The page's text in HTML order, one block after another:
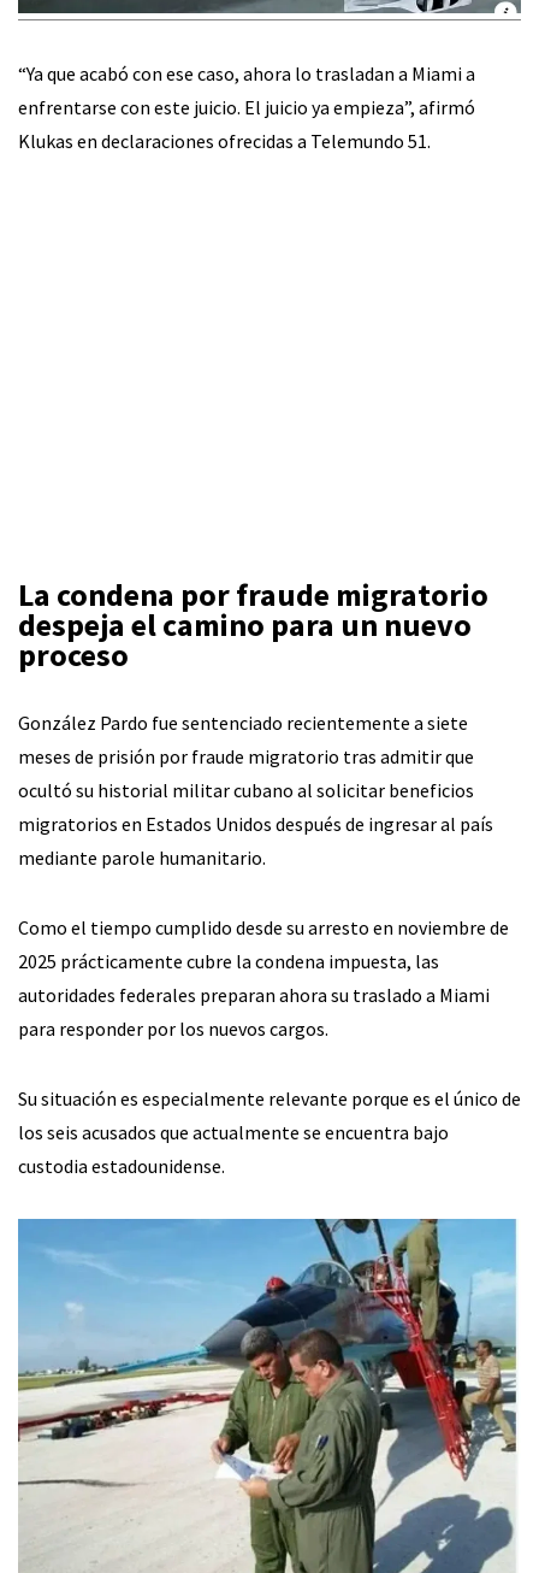
“Ya que acabó con ese caso, ahora lo trasladan a Miami a
enfrentarse con este juicio. El juicio ya empieza”, afirmó
Klukas en declaraciones ofrecidas a Telemundo 51.
La condena por fraude migratorio
despeja el camino para un nuevo
proceso
González Pardo fue sentenciado recientemente a siete
meses de prisión por fraude migratorio tras admitir que
ocultó su historial militar cubano al solicitar beneficios
migratorios en Estados Unidos después de ingresar al país
mediante parole humanitario.
Como el tiempo cumplido desde su arresto en noviembre de
2025 prácticamente cubre la condena impuesta, las
autoridades federales preparan ahora su traslado a Miami
para responder por los nuevos cargos.
Su situación es especialmente relevante porque es el único de
los seis acusados que actualmente se encuentra bajo
custodia estadounidense.